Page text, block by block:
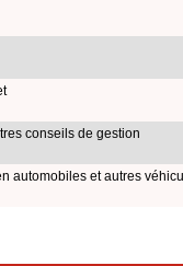
conseils de gestion
automobiles et autres